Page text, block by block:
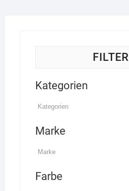
FILTER
Kategorien
Marke
Farbe